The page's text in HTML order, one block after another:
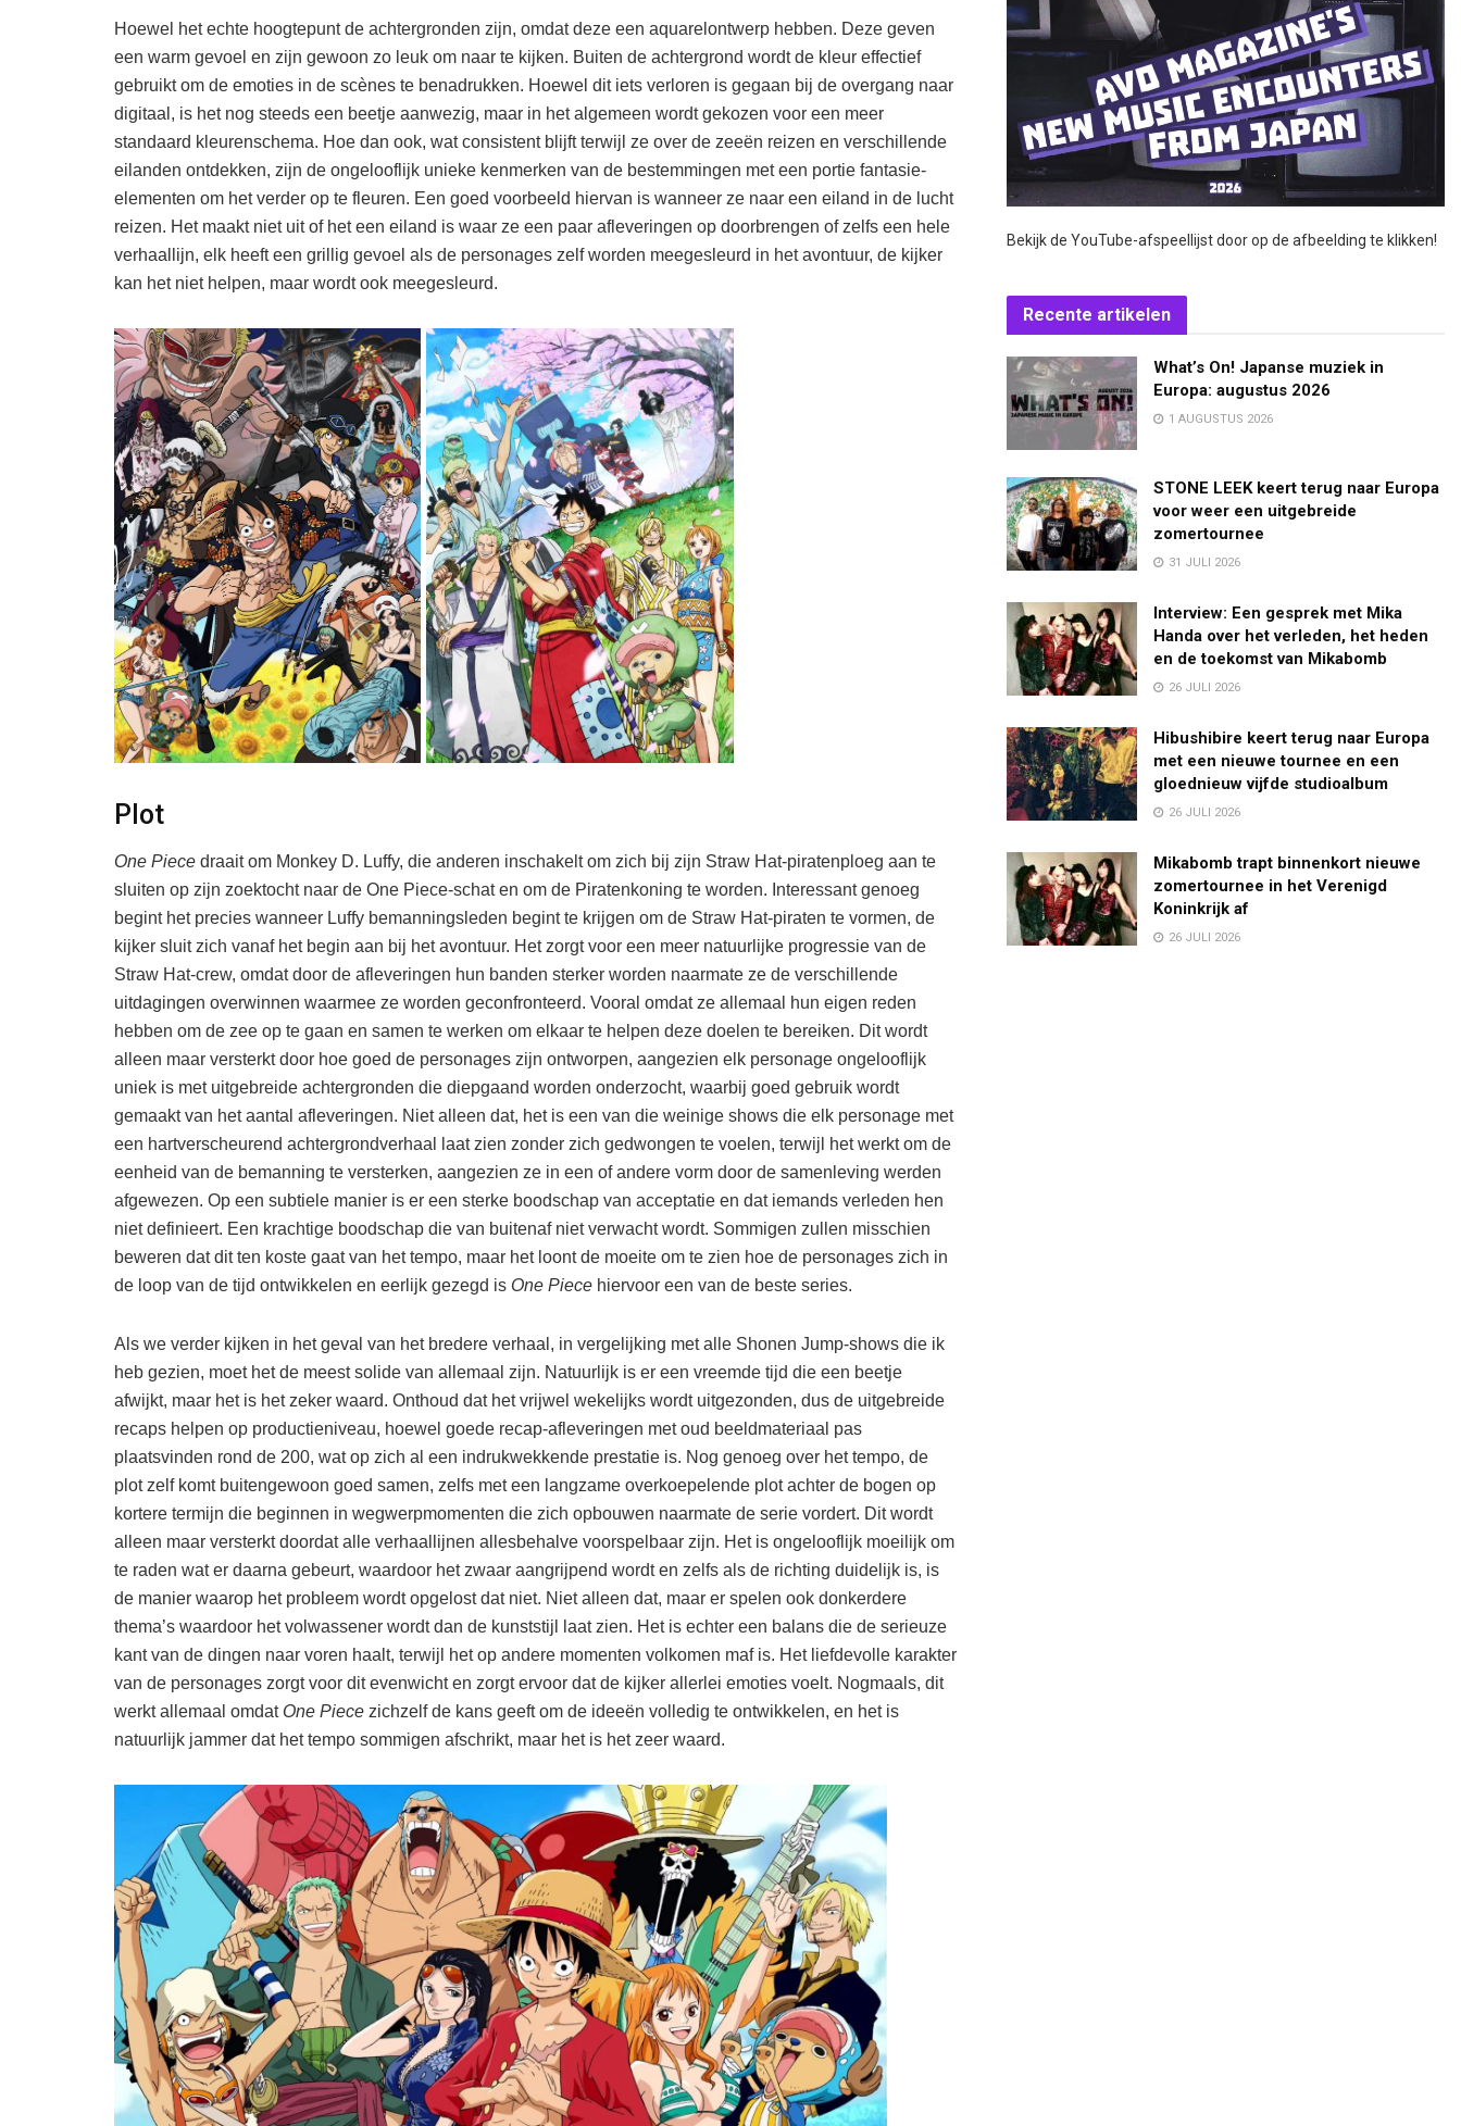
Hoewel het echte hoogtepunt de achtergronden zijn, omdat deze een aquarelontwerp hebben. Deze geven
een warm gevoel en zijn gewoon zo leuk om naar te kijken. Buiten de achtergrond wordt de kleur effectief
gebruikt om de emoties in de scènes te benadrukken. Hoewel dit iets verloren is gegaan bij de overgang naar
digitaal, is het nog steeds een beetje aanwezig, maar in het algemeen wordt gekozen voor een meer
standaard kleurenschema. Hoe dan ook, wat consistent blijft terwijl ze over de zeeën reizen en verschillende
eilanden ontdekken, zijn de ongelooflijk unieke kenmerken van de bestemmingen met een portie fantasie-
elementen om het verder op te fleuren. Een goed voorbeeld hiervan is wanneer ze naar een eiland in de lucht
reizen. Het maakt niet uit of het een eiland is waar ze een paar afleveringen op doorbrengen of zelfs een hele
verhaallijn, elk heeft een grillig gevoel als de personages zelf worden meegesleurd in het avontuur, de kijker
kan het niet helpen, maar wordt ook meegesleurd.
Plot
One Piece draait om Monkey D. Luffy, die anderen inschakelt om zich bij zijn Straw Hat-piratenploeg aan te
sluiten op zijn zoektocht naar de One Piece-schat en om de Piratenkoning te worden. Interessant genoeg
begint het precies wanneer Luffy bemanningsleden begint te krijgen om de Straw Hat-piraten te vormen, de
kijker sluit zich vanaf het begin aan bij het avontuur. Het zorgt voor een meer natuurlijke progressie van de
Straw Hat-crew, omdat door de afleveringen hun banden sterker worden naarmate ze de verschillende
uitdagingen overwinnen waarmee ze worden geconfronteerd. Vooral omdat ze allemaal hun eigen reden
hebben om de zee op te gaan en samen te werken om elkaar te helpen deze doelen te bereiken. Dit wordt
alleen maar versterkt door hoe goed de personages zijn ontworpen, aangezien elk personage ongelooflijk
uniek is met uitgebreide achtergronden die diepgaand worden onderzocht, waarbij goed gebruik wordt
gemaakt van het aantal afleveringen. Niet alleen dat, het is een van die weinige shows die elk personage met
een hartverscheurend achtergrondverhaal laat zien zonder zich gedwongen te voelen, terwijl het werkt om de
eenheid van de bemanning te versterken, aangezien ze in een of andere vorm door de samenleving werden
afgewezen. Op een subtiele manier is er een sterke boodschap van acceptatie en dat iemands verleden hen
niet definieert. Een krachtige boodschap die van buitenaf niet verwacht wordt. Sommigen zullen misschien
beweren dat dit ten koste gaat van het tempo, maar het loont de moeite om te zien hoe de personages zich in
de loop van de tijd ontwikkelen en eerlijk gezegd is One Piece hiervoor een van de beste series.
Als we verder kijken in het geval van het bredere verhaal, in vergelijking met alle Shonen Jump-shows die ik
heb gezien, moet het de meest solide van allemaal zijn. Natuurlijk is er een vreemde tijd die een beetje
afwijkt, maar het is het zeker waard. Onthoud dat het vrijwel wekelijks wordt uitgezonden, dus de uitgebreide
recaps helpen op productieniveau, hoewel goede recap-afleveringen met oud beeldmateriaal pas
plaatsvinden rond de 200, wat op zich al een indrukwekkende prestatie is. Nog genoeg over het tempo, de
plot zelf komt buitengewoon goed samen, zelfs met een langzame overkoepelende plot achter de bogen op
kortere termijn die beginnen in wegwerpmomenten die zich opbouwen naarmate de serie vordert. Dit wordt
alleen maar versterkt doordat alle verhaallijnen allesbehalve voorspelbaar zijn. Het is ongelooflijk moeilijk om
te raden wat er daarna gebeurt, waardoor het zwaar aangrijpend wordt en zelfs als de richting duidelijk is, is
de manier waarop het probleem wordt opgelost dat niet. Niet alleen dat, maar er spelen ook donkerdere
thema’s waardoor het volwassener wordt dan de kunststijl laat zien. Het is echter een balans die de serieuze
kant van de dingen naar voren haalt, terwijl het op andere momenten volkomen maf is. Het liefdevolle karakter
van de personages zorgt voor dit evenwicht en zorgt ervoor dat de kijker allerlei emoties voelt. Nogmaals, dit
werkt allemaal omdat One Piece zichzelf de kans geeft om de ideeën volledig te ontwikkelen, en het is
natuurlijk jammer dat het tempo sommigen afschrikt, maar het is het zeer waard.
Bekijk de YouTube-afspeellijst door op de afbeelding te klikken!
Recente artikelen
What’s On! Japanse muziek in
Europa: augustus 2026
1 AUGUSTUS 2026
STONE LEEK keert terug naar Europa
voor weer een uitgebreide
zomertournee
31 JULI 2026
Interview: Een gesprek met Mika
Handa over het verleden, het heden
en de toekomst van Mikabomb
26 JULI 2026
Hibushibire keert terug naar Europa
met een nieuwe tournee en een
gloednieuw vijfde studioalbum
26 JULI 2026
Mikabomb trapt binnenkort nieuwe
zomertournee in het Verenigd
Koninkrijk af
26 JULI 2026